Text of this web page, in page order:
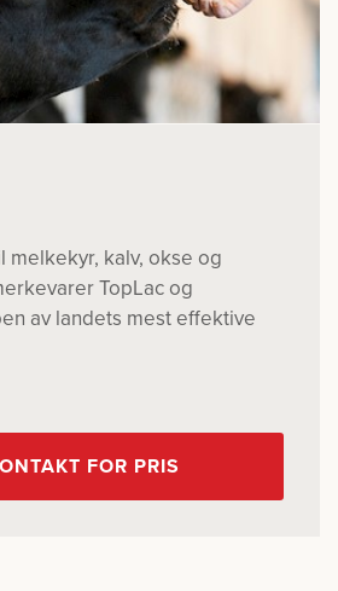
melkekyr, kalv, okse og
TopLac og
av landets mest effektive
FOR PRIS